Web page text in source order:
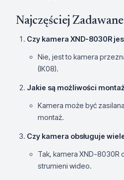
Najczęściej
Czy kamera XND-8030R
Nie, jest to kamera
(IK08).
Jakie są możliwości
Kamera może być
montaż.
Czy kamera obsługuje
Tak, kamera XND-8030R
strumieni wideo.